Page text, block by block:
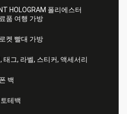
HOLOGRAM 폴리에스터
품 여행 가방
켓 빨대 가방
태그, 라벨, 스티커, 액세서리
백
테백